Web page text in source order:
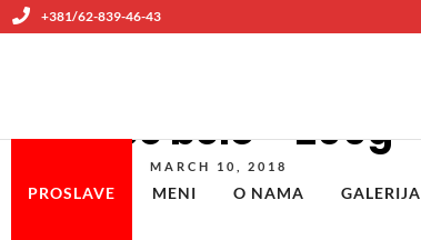
+381/62-839-46-43
PROSLAVE MENI O NAMA GALERIJA
Pileće belo – 200g
MARCH 10, 2018